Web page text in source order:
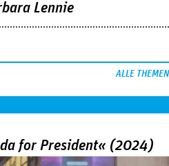
Lennie
ALLE THEMEN
for President« (2024)